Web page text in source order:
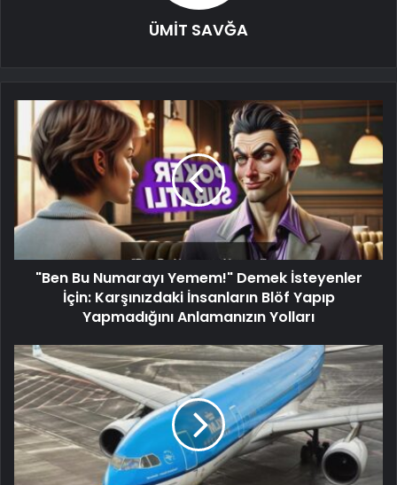
ÜMİT SAVĞA
"Ben Bu Numarayı Yemem!" Demek İsteyenler
İçin: Karşınızdaki İnsanların Blöf Yapıp
Yapmadığını Anlamanızın Yolları